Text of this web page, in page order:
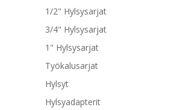
1/2" Hylsysarjat
3/4" Hylsysarjat
1" Hylsysarjat
Työkalusarjat
Hylsyt
Hylsyadapterit